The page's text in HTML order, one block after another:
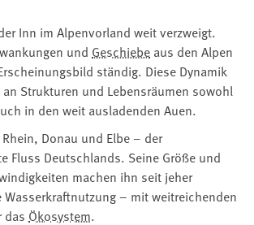
Inn im Alpenvorland weit verzweigt.
und Geschiebe aus den Alpen
ständig. Diese Dynamik
Strukturen und Lebensräumen sowohl
in den weit ausladenden Auen.
Donau und Elbe – der
Fluss Deutschlands. Seine Größe und
machen ihn seit jeher
– mit weitreichenden
das Ökosystem.